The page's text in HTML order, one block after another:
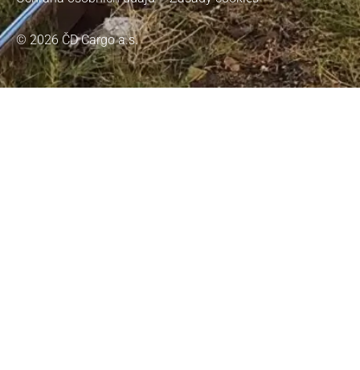
© 2026 ČD Cargo a.s.